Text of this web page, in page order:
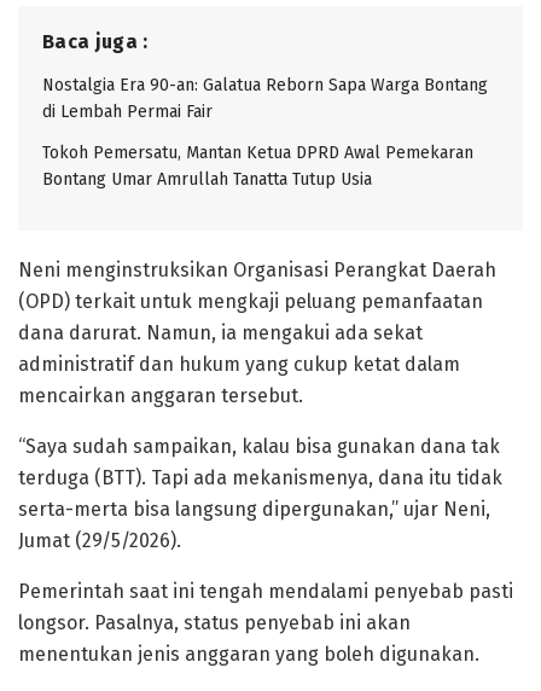
Baca juga :
Nostalgia Era 90-an: Galatua Reborn Sapa Warga Bontang
di Lembah Permai Fair
Tokoh Pemersatu, Mantan Ketua DPRD Awal Pemekaran
Bontang Umar Amrullah Tanatta Tutup Usia
Neni menginstruksikan Organisasi Perangkat Daerah
(OPD) terkait untuk mengkaji peluang pemanfaatan
dana darurat. Namun, ia mengakui ada sekat
administratif dan hukum yang cukup ketat dalam
mencairkan anggaran tersebut.
“Saya sudah sampaikan, kalau bisa gunakan dana tak
terduga (BTT). Tapi ada mekanismenya, dana itu tidak
serta-merta bisa langsung dipergunakan,” ujar Neni,
Jumat (29/5/2026).
Pemerintah saat ini tengah mendalami penyebab pasti
longsor. Pasalnya, status penyebab ini akan
menentukan jenis anggaran yang boleh digunakan.